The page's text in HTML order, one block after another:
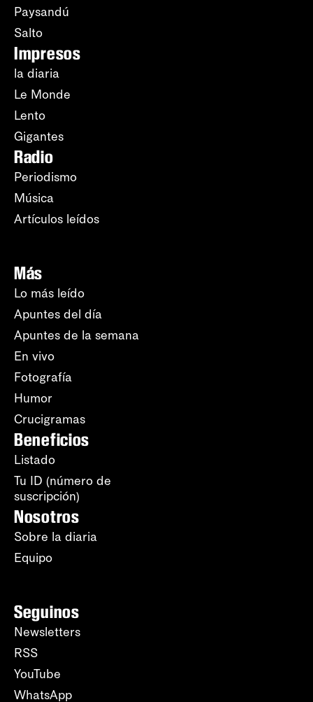
Paysandú
Salto
Impresos
la diaria
Le Monde
Lento
Gigantes
Radio
Periodismo
Música
Artículos leídos
Más
Lo más leído
Apuntes del día
Apuntes de la semana
En vivo
Fotografía
Humor
Crucigramas
Beneficios
Listado
Tu ID (número de
suscripción)
Nosotros
Sobre la diaria
Equipo
Seguinos
Newsletters
RSS
YouTube
WhatsApp